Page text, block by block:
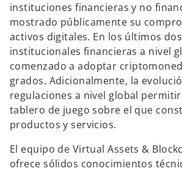
instituciones financieras y no
mostrado públicamente su
activos digitales. En los últimos
institucionales financieras a nivel
comenzado a adoptar
grados. Adicionalmente, la
regulaciones a nivel global
tablero de juego sobre el que
productos y servicios.
El equipo de Virtual Assets &
ofrece sólidos conocimientos